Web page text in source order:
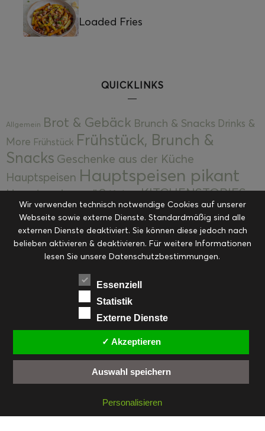
Loaded Fries
QUICKLINKS
Allgemein Brot & Gebäck Brunch & Snacks Drinks &
More Frühstück Frühstück, Brunch &
Snacks Geschenke aus der Küche
Hauptspeisen Hauptspeisen pikant
Hauptspeisen süßKekseKITCHENSTORIES
Kuchen, Torten & Desserts Kuchen und
Desserts Kulinarik Kulinarische Mitbringsel &
Eingemachtes Ohne Kategorie Ostern Resteküche
RezepteSaisonalSliderStartseite
Suppen, Salate & Vorspeisen
Vorspeisen, Salate & Suppen
Weihnachten Workshops & Events
FACEBOOK PINTEREST
EMAIL
INSTAGRAM
© cookiteasy.at by Simone Kemptner | powered byECKER Digital IT Solutions
Wir verwenden technisch notwendige Cookies auf unserer
Webseite sowie externe Dienste. Standardmäßig sind alle
externen Dienste deaktiviert. Sie können diese jedoch nach
belieben aktivieren & deaktivieren. Für weitere Informationen
lesen Sie unsere Datenschutzbestimmungen.
Essenziell
Statistik
Externe Dienste
✓ Akzeptieren
Auswahl speichern
Personalisieren